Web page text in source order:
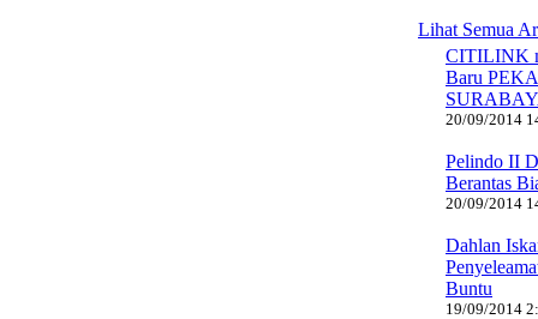
Lihat Semua
CITILINK
Baru
20/09/2014
Pelindo II
Berantas
20/09/2014
Dahlan
Buntu
19/09/2014